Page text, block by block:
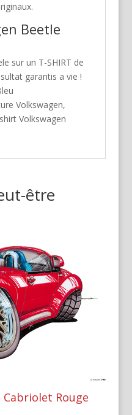
Beetle
sur un T-SHIRT de
garantis a vie !
Volkswagen,
Volkswagen
être
Rouge